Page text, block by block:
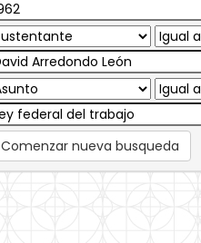
Comenzar nueva busqueda